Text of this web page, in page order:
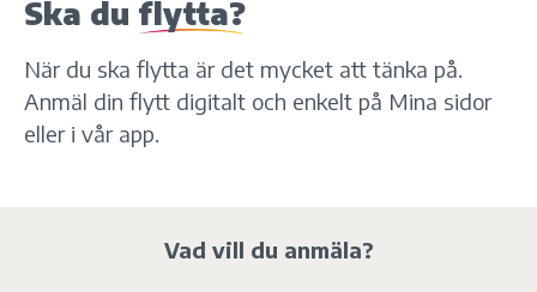
Ska du flytta?
När du ska flytta är det mycket att tänka på.
Anmäl din flytt digitalt och enkelt på Mina sidor
eller i vår app.
Vad vill du anmäla?